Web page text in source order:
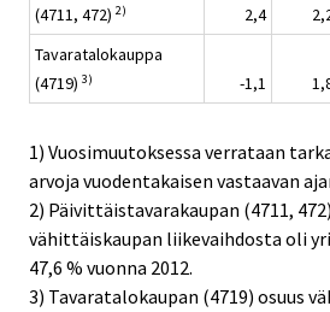
(4711, 472) 2) 2,4
Tavaratalokauppa
(4719) 3) -1,1
1) Vuosimuutoksessa verrataan
arvoja vuodentakaisen vastaavan
2) Päivittäistavarakaupan (4711,
vähittäiskaupan liikevaihdosta oli
47,6 % vuonna 2012.
3) Tavaratalokaupan (4719) osuus